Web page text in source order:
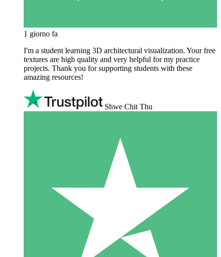
1 giorno fa
I'm a student learning 3D architectural visualization. Your free
textures are high quality and very helpful for my practice
projects. Thank you for supporting students with these
amazing resources!
Shwe Chit Thu